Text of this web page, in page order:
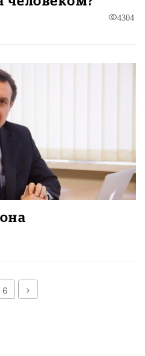
4304
6 Далее